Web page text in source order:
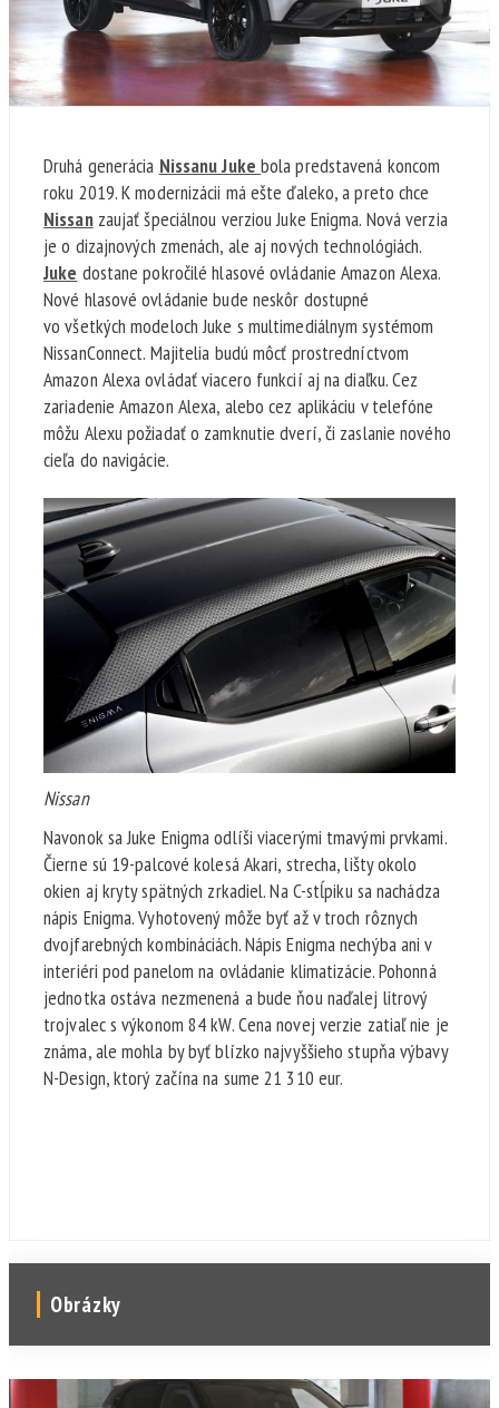
Druhá generácia Nissanu Juke bola predstavená koncom
roku 2019. K modernizácii má ešte ďaleko, a preto chce
Nissanzaujať špeciálnou verziou Juke Enigma. Nová verzia
je o dizajnových zmenách, ale aj nových technológiách.
Juke dostane pokročilé hlasové ovládanie Amazon Alexa.
Nové hlasové ovládanie bude neskôr dostupné
vo všetkých modeloch Juke s multimediálnym systémom
NissanConnect. Majitelia budú môcť prostredníctvom
Amazon Alexa ovládať viacero funkcií aj na diaľku. Cez
zariadenie Amazon Alexa, alebo cez aplikáciu v telefóne
môžu Alexu požiadať o zamknutie dverí, či zaslanie nového
cieľa do navigácie.
Nissan
Navonok sa Juke Enigma odlíši viacerými tmavými prvkami.
Čierne sú 19-palcové kolesá Akari, strecha, lišty okolo
okien aj kryty spätných zrkadiel. Na C-stĺpiku sa nachádza
nápis Enigma. Vyhotovený môže byť až v troch rôznych
dvojfarebných kombináciách. Nápis Enigma nechýba ani v
interiéri pod panelom na ovládanie klimatizácie. Pohonná
jednotka ostáva nezmenená a bude ňou naďalej litrový
trojvalec s výkonom 84 kW. Cena novej verzie zatiaľ nie je
známa, ale mohla by byť blízko najvyššieho stupňa výbavy
N-Design, ktorý začína na sume 21 310 eur.
Obrázky